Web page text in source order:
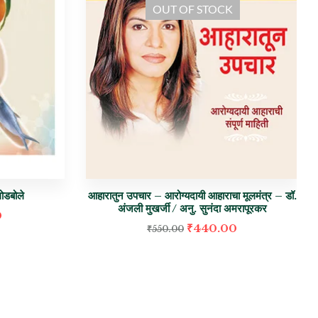
OUT OF STOCK
आहारातुन उपचार – आरोग्यदायी आहाराचा मूलमंत्र – डॉ.
अंजली मुखर्जी / अनु. सुनंदा अमरापूरकर
₹550.00 ₹440.00